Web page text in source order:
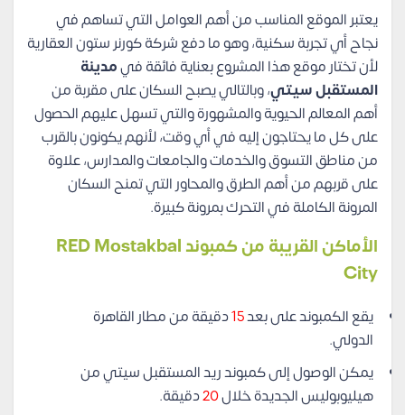
يعتبر الموقع المناسب من أهم العوامل التي تساهم في
نجاح أي تجربة سكنية، وهو ما دفع شركة كورنر ستون العقارية
لأن تختار موقع هذا المشروع بعناية فائقة فيمدينة
المستقبل سيتي، وبالتالي يصبح السكان على مقربة من
أهم المعالم الحيوية والمشهورة والتي تسهل عليهم الحصول
على كل ما يحتاجون إليه في أي وقت، لأنهم يكونون بالقرب
من مناطق التسوق والخدمات والجامعات والمدارس، علاوة
على قربهم من أهم الطرق والمحاور التي تمنح السكان
المرونة الكاملة في التحرك بمرونة كبيرة.
الأماكن القريبة من كمبوند RED Mostakbal
City
يقع الكمبوند على بعد15دقيقة من مطار القاهرة
الدولي.
يمكن الوصول إلى كمبوند ريد المستقبل سيتي من
هيليوبوليس الجديدة خلال20دقيقة.